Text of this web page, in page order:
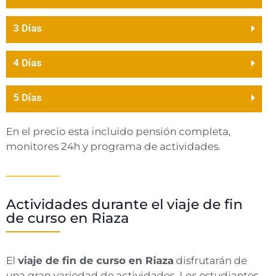
3 Días
4 Días
5 Días
En el precio esta incluido pensión completa,
monitores 24h y programa de actividades.
Actividades durante el viaje de fin
de curso en Riaza
El viaje de fin de curso en Riaza disfrutarán de